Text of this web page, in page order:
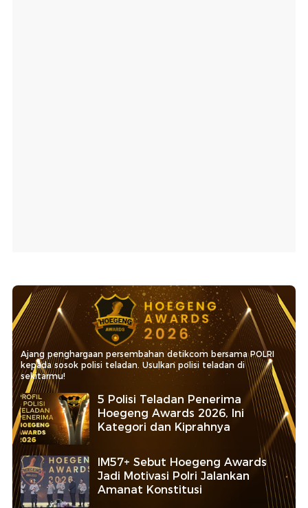
Ajang penghargaan persembahan detikcom bersama POLRI
kepada sosok polisi teladan. Usulkan polisi teladan di
sekitarmu!
5 Polisi Teladan Penerima
Hoegeng Awards 2026, Ini
Kategori dan Kiprahnya
IM57+ Sebut Hoegeng Awards
Jadi Motivasi Polri Jalankan
Amanat Konstitusi